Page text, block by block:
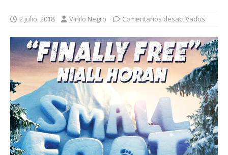
2 julio, 2018 Vinilo Negro Comentarios desactivados